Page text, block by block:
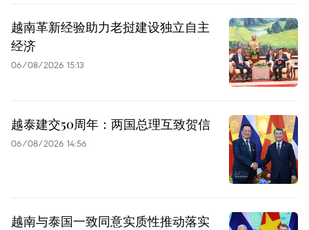
越南革新经验助力老挝建设独立自主
经济
06/08/2026 15:13
越泰建交50周年：两国总理互致贺信
06/08/2026 14:56
越南与泰国一致同意实质性推动落实